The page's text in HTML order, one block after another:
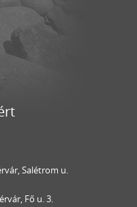
Salétrom u.
Fő u. 3.